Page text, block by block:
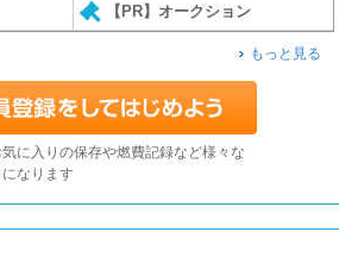
【PR】オークション
もっと見る
に入りの保存や燃費記録など様々な
なります